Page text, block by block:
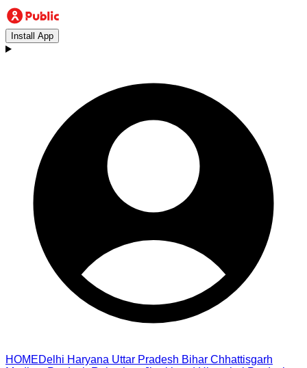
Install App
HOMEDelhi Haryana Uttar Pradesh Bihar Chhattisgarh